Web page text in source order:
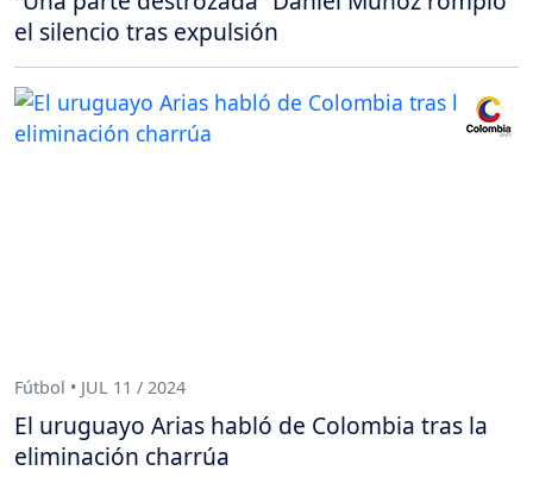
el silencio tras expulsión
Fútbol • JUL 11 / 2024
El uruguayo Arias habló de Colombia tras la
eliminación charrúa